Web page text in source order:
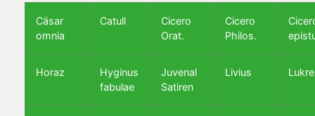
Cäsar
omnia
Catull
Cicero
Orat.
Cicero
Philos.
Horaz
Hyginus
fabulae
Juvenal
Satiren
Livius